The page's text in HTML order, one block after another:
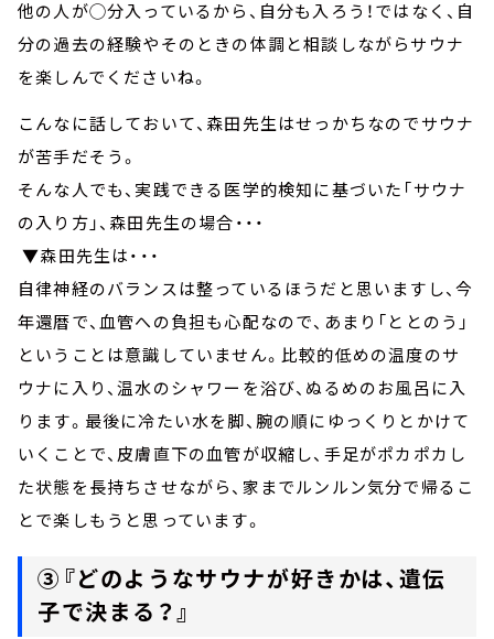
他の人が◯分入っているから、自分も入ろう！ではなく、自
分の過去の経験やそのときの体調と相談しながらサウナ
を楽しんでくださいね。
こんなに話しておいて、森田先生はせっかちなのでサウナ
が苦手だそう。
そんな人でも、実践できる医学的検知に基づいた「サウナ
の入り方」、森田先生の場合・・・
▼森田先生は・・・
自律神経のバランスは整っているほうだと思いますし、今
年還暦で、血管への負担も心配なので、あまり「ととのう」
ということは意識していません。比較的低めの温度のサ
ウナに入り、温水のシャワーを浴び、ぬるめのお風呂に入
ります。最後に冷たい水を脚、腕の順にゆっくりとかけて
いくことで、皮膚直下の血管が収縮し、手足がポカポカし
た状態を長持ちさせながら、家までルンルン気分で帰るこ
とで楽しもうと思っています。
③『どのようなサウナが好きかは、遺伝
子で決まる？』